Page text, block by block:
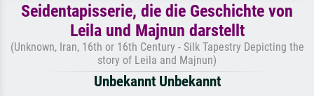
Seidentapisserie, die die Geschichte von
Leila und Majnun darstellt
(Unknown, Iran, 16th or 16th Century - Silk Tapestry Depicting the
story of Leila and Majnun)
Unbekannt Unbekannt